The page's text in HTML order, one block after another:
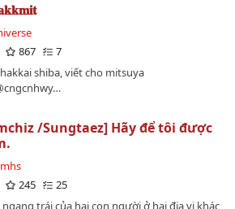
867
7
shiba, viết cho mitsuya
/Sungtaez] Hãy để tôi được
245
25
trái của hai con người ở hai địa vị khác